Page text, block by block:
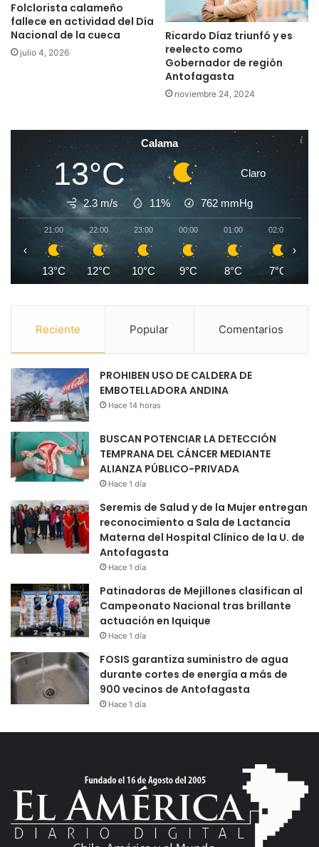
Folclorista calameño
fallece en actividad del Día
Nacional de la cueca
julio 4, 2026
Ricardo Díaz triunfó y es
reelecto como
Gobernador de región
Antofagasta
noviembre 24, 2024
Calama
13°C Claro
2.3 m/s 11% 762 mmHg
21:00
13°C
22:00
12°C
23:00
10°C
00:00
9°C
01:00
8°C
02:00
7°C
‹ ›
Reciente Popular Comentarios
PROHIBEN USO DE CALDERA DE
EMBOTELLADORA ANDINA
Hace 14 horas
BUSCAN POTENCIAR LA DETECCIÓN
TEMPRANA DEL CÁNCER MEDIANTE
ALIANZA PÚBLICO-PRIVADA
Hace 1 día
Seremis de Salud y de la Mujer entregan
reconocimiento a Sala de Lactancia
Materna del Hospital Clínico de la U. de
Antofagasta
Hace 1 día
Patinadoras de Mejillones clasifican al
Campeonato Nacional tras brillante
actuación en Iquique
Hace 1 día
FOSIS garantiza suministro de agua
durante cortes de energía a más de
900 vecinos de Antofagasta
Hace 1 día